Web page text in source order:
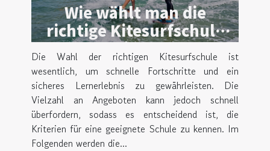
Wie wählt man die
richtige Kitesurfschule
für effektives Lernen?
Die Wahl der richtigen Kitesurfschule ist
wesentlich, um schnelle Fortschritte und ein
sicheres Lernerlebnis zu gewährleisten. Die
Vielzahl an Angeboten kann jedoch schnell
überfordern, sodass es entscheidend ist, die
Kriterien für eine geeignete Schule zu kennen. Im
Folgenden werden die...